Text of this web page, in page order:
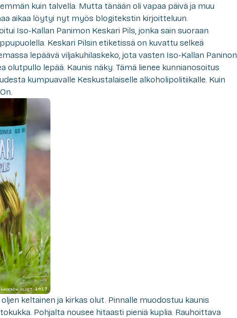
kuin talvella. Mutta tänään oli vapaa päivä ja muu
aikaa löytyi nyt myös blogitekstin kirjoitteluun.
Iso-Kallan Panimon Keskari Pils, jonka sain suoraan
Keskari Pilsin etiketissä on kuvattu selkeä
lepäävä viljakuhilaskeko, jota vasten Iso-Kallan Paninon
olutpullo lepää. Kaunis näky. Tämä lienee kunnianosoitus
kumpuavalle Keskustalaiselle alkoholipolitiikalle. Kuin
keltainen ja kirkas olut. Pinnalle muodostuu kaunis
Pohjalta nousee hitaasti pieniä kuplia. Rauhoittava